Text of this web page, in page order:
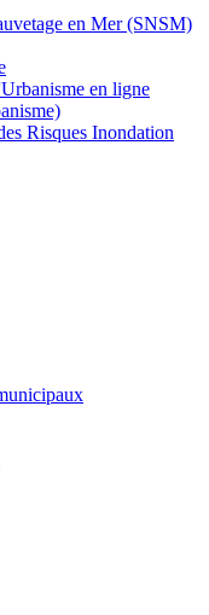
en Mer (SNSM)
en ligne
Risques Inondation